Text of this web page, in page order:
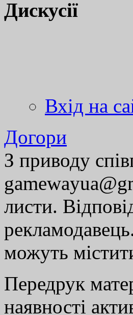
Дискусії
Вхід на
Догори
З приводу
листи.
можуть
Передрук
наявності